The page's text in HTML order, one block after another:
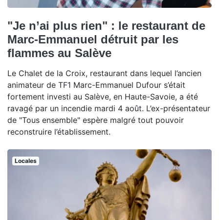
"Je n’ai plus rien" : le restaurant de
Marc-Emmanuel détruit par les
flammes au Salève
Le Chalet de la Croix, restaurant dans lequel l’ancien
animateur de TF1 Marc-Emmanuel Dufour s’était
fortement investi au Salève, en Haute-Savoie, a été
ravagé par un incendie mardi 4 août. L’ex-présentateur
de "Tous ensemble" espère malgré tout pouvoir
reconstruire l’établissement.
Locales